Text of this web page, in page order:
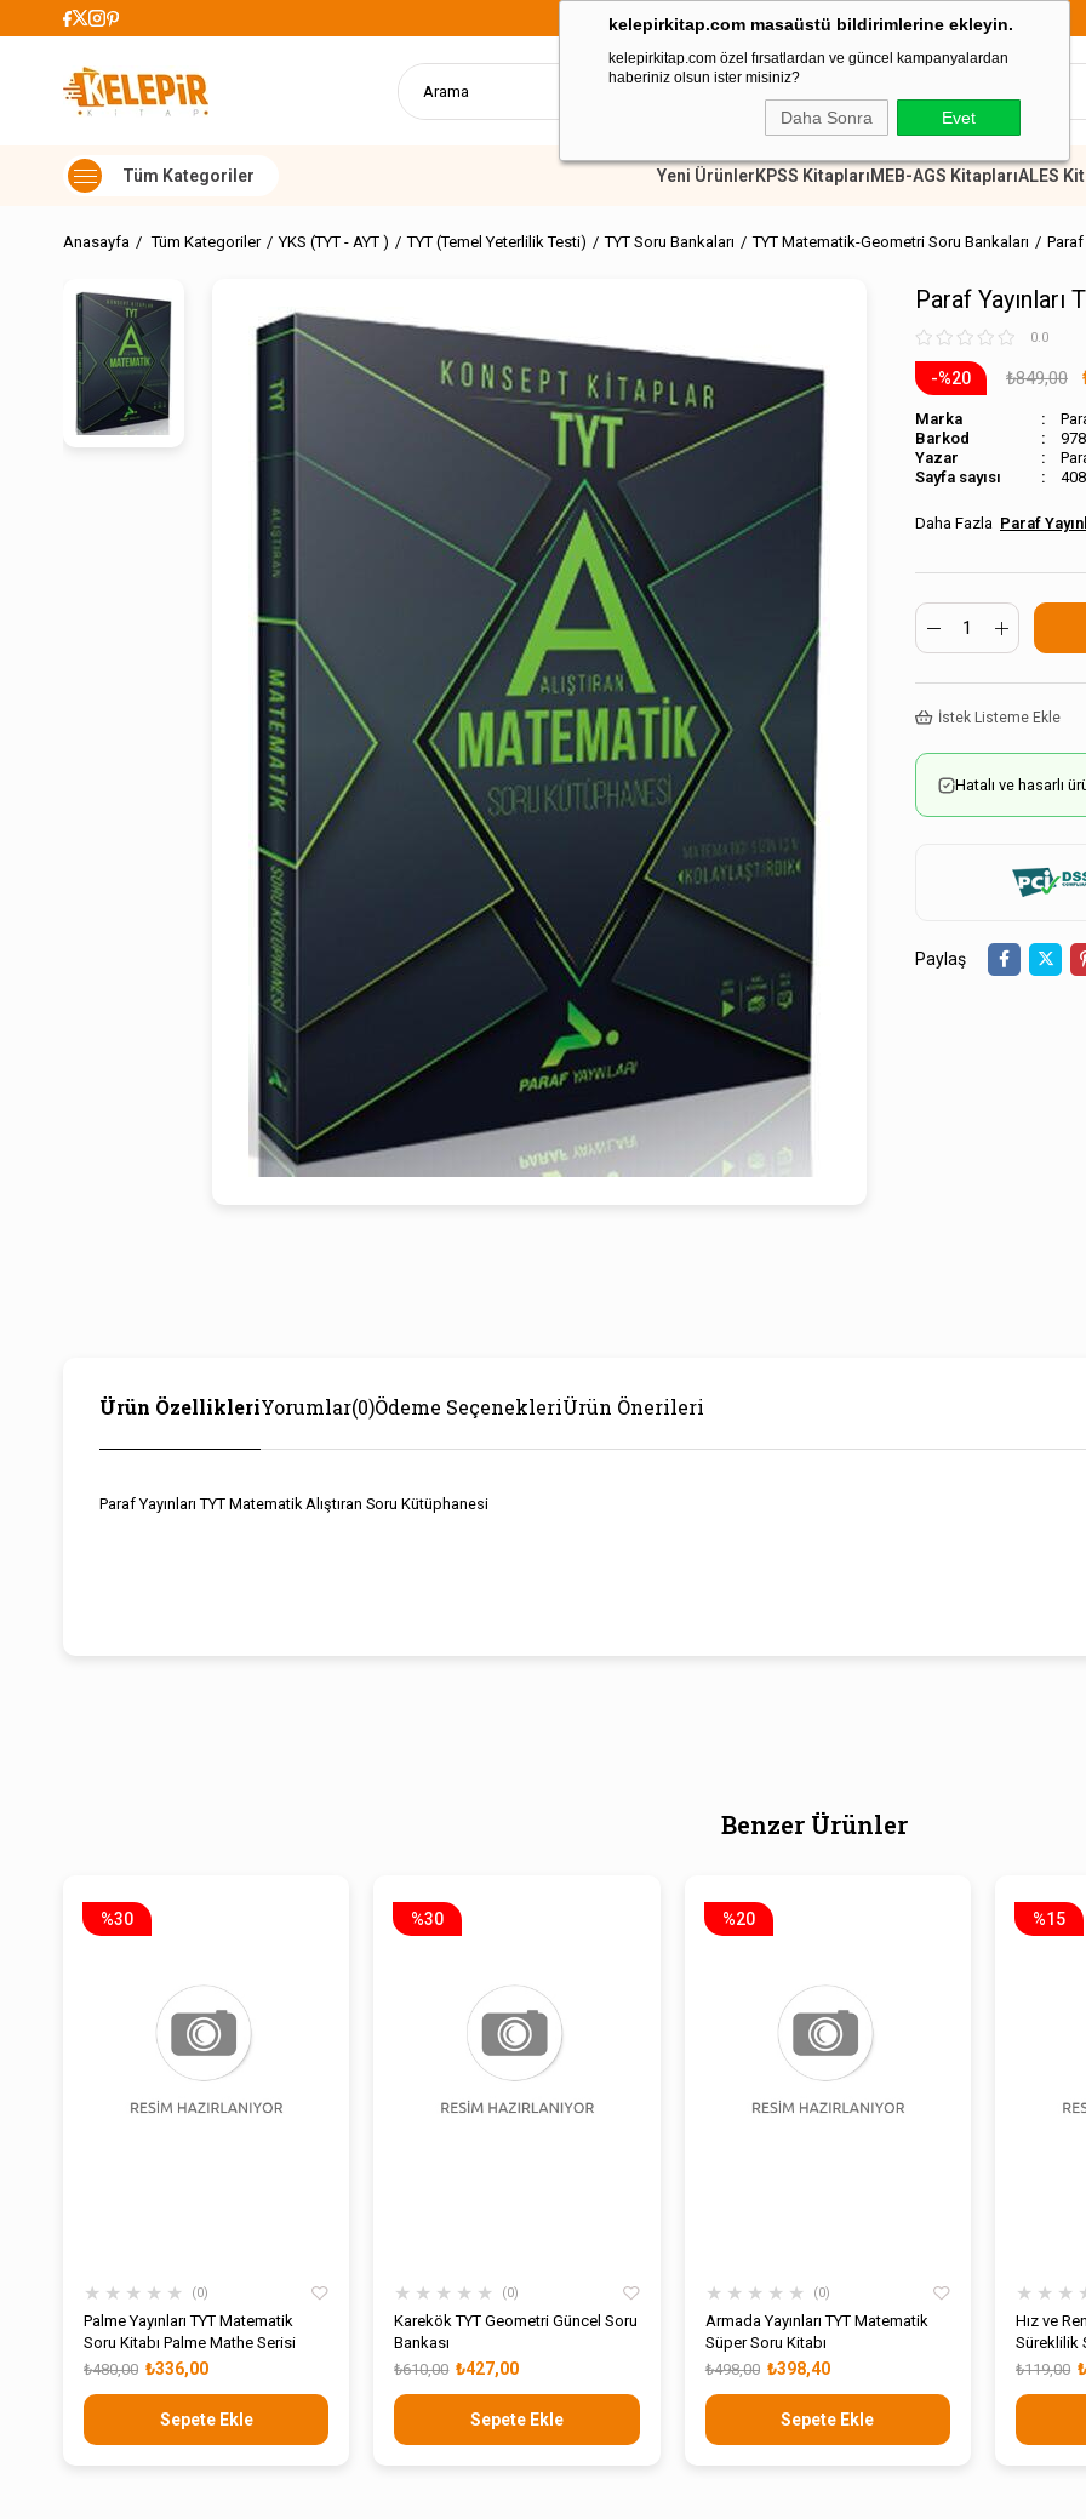
kelepirkitap.com masaüstü bildirimlerine ekleyin.
kelepirkitap.com özel fırsatlardan ve güncel kampanyalardan
haberiniz olsun ister misiniz?
Daha Sonra Evet
Kargo Ücretsiz 899 TL Üzeri Alışverişlerde Kargo Ücretsiz
Yeni ÜrünlerKPSS KitaplarıMEB-AGS KitaplarıALES
Anasayfa Tüm Kategoriler YKS (TYT - AYT ) TYT (Temel Yeterlilik Testi) TYT Soru Bankaları TYT Matematik-Geometri Soru Bankaları Paraf
Paraf
0.0
20 ₺849,00
Marka
Barkod
Sayfa sayısı
408
Paraf
İstek Listeme Ekle
Hatalı ve hasarlı
Paylaş
Ürün ÖzellikleriYorumlar(0)Ödeme SeçenekleriÜrün Önerileri
Paraf Yayınları TYT Matematik Alıştıran Soru Kütüphanesi
Benzer Ürünler
★ ★ ★ ★ ★ 0
Palme Yayınları TYT Matematik
Soru Kitabı Palme Mathe Serisi
₺336,00
₺480,00
Sepete Ekle
%30
★ ★ ★ ★ ★ 0
Karekök TYT Geometri Güncel Soru
Bankası
₺427,00
₺610,00
Sepete Ekle
%30
★ ★ ★ ★ ★ 0
Armada Yayınları TYT Matematik
Süper Soru Kitabı
₺398,40
₺498,00
Sepete Ekle
%20
★ ★ ★
Hız ve
Süreklilik
₺119,00
%15